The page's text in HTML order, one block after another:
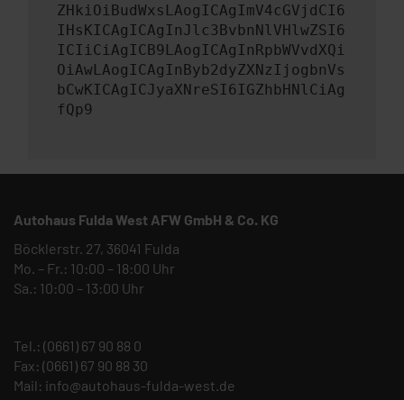
ZHkiOiBudWxsLAogICAgImV4cGVjdCI6
IHsKICAgICAgInJlc3BvbnNlVHlwZSI6
ICIiCiAgICB9LAogICAgInRpbWVvdXQi
OiAwLAogICAgInByb2dyZXNzIjogbnVs
bCwKICAgICJyaXNreSI6IGZhbHNlCiAg
fQp9
Autohaus Fulda West AFW GmbH & Co. KG
Böcklerstr. 27, 36041 Fulda
Mo. – Fr.: 10:00 – 18:00 Uhr
Sa.: 10:00 – 13:00 Uhr
Tel.: (0661) 67 90 88 0
Fax: (0661) 67 90 88 30
Mail: info@autohaus-fulda-west.de